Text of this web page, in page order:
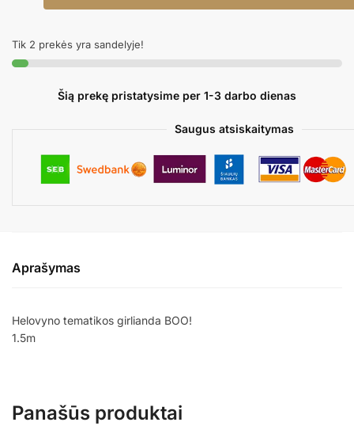
Tik 2 prekės yra sandelyje!
Šią prekę pristatysime per 1-3 darbo dienas
Saugus atsiskaitymas
Aprašymas
Helovyno tematikos girlianda BOO!
1.5m
Panašūs produktai